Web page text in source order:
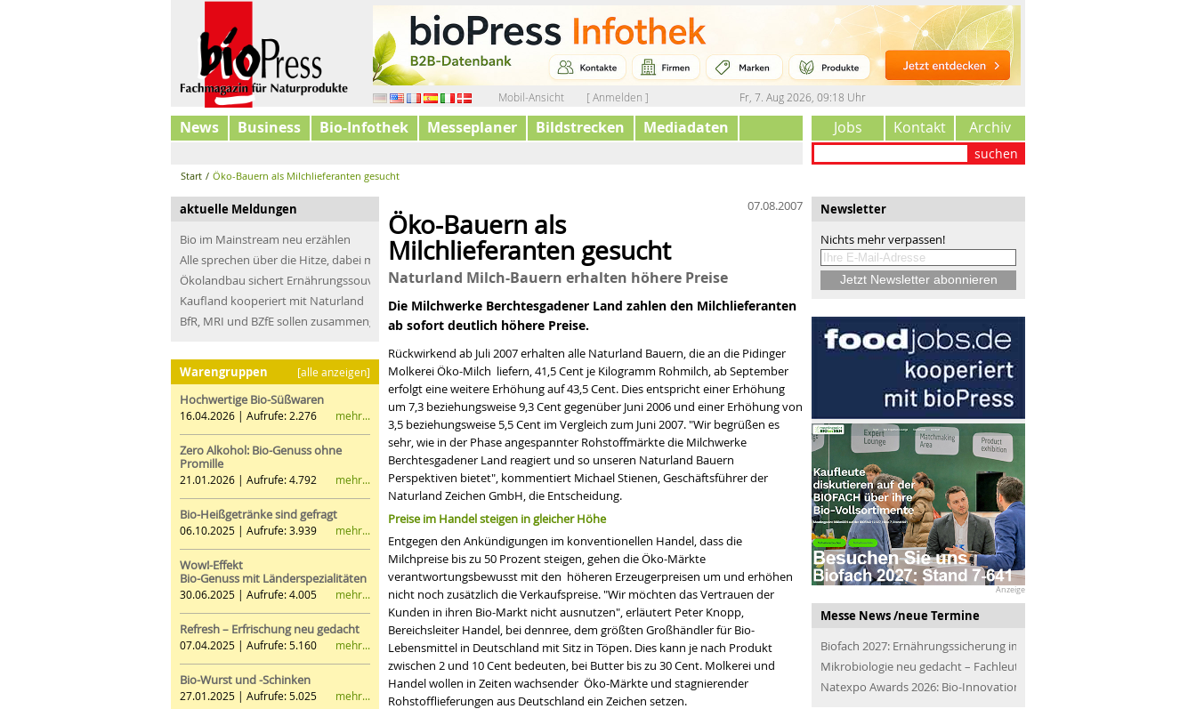
Mobil-Ansicht [ Anmelden ] Fr, 7. Aug 2026 09:18 Uhr
News Business Bio-Infothek Messeplaner Bildstrecken Mediadaten Jobs Kontakt Archiv
suchen
Start / Öko-Bauern als Milchlieferanten gesucht
aktuelle Meldungen
Bio im Mainstream neu erzählen
Alle sprechen über die Hitze, dabei müssen wir über die Dürre sprechen
Ökolandbau sichert Ernährungssouveränität
Kaufland kooperiert mit Naturland
BfR, MRI und BZfE sollen zusammengeführt werden
Warengruppen [alle anzeigen]
Hochwertige Bio-Süßwaren
16.04.2026 | Aufrufe: 2.276 mehr...
Zero Alkohol: Bio-Genuss ohne
Promille
21.01.2026 | Aufrufe: 4.792 mehr...
Bio-Heißgetränke sind gefragt
06.10.2025 | Aufrufe: 3.939 mehr...
Wow!-Effekt
Bio-Genuss mit Länderspezialitäten
30.06.2025 | Aufrufe: 4.005 mehr...
Refresh – Erfrischung neu gedacht
07.04.2025 | Aufrufe: 5.160 mehr...
Bio-Wurst und -Schinken
27.01.2025 | Aufrufe: 5.025 mehr...
07.08.2007
Öko-Bauern als
Milchlieferanten gesucht
Naturland Milch-Bauern erhalten höhere Preise
Die Milchwerke Berchtesgadener Land zahlen den Milchlieferanten
ab sofort deutlich höhere Preise.
Rückwirkend ab Juli 2007 erhalten alle Naturland Bauern, die an die Pidinger
Molkerei Öko-Milch liefern, 41,5 Cent je Kilogramm Rohmilch, ab September
erfolgt eine weitere Erhöhung auf 43,5 Cent. Dies entspricht einer Erhöhung
um 7,3 beziehungsweise 9,3 Cent gegenüber Juni 2006 und einer Erhöhung von
3,5 beziehungsweise 5,5 Cent im Vergleich zum Juni 2007. "Wir begrüßen es
sehr, wie in der Phase angespannter Rohstoffmärkte die Milchwerke
Berchtesgadener Land reagiert und so unseren Naturland Bauern
Perspektiven bietet", kommentiert Michael Stienen, Geschäftsführer der
Naturland Zeichen GmbH, die Entscheidung.
Preise im Handel steigen in gleicher Höhe
Entgegen den Ankündigungen im konventionellen Handel, dass die
Milchpreise bis zu 50 Prozent steigen, gehen die Öko-Märkte
verantwortungsbewusst mit den höheren Erzeugerpreisen um und erhöhen
nicht noch zusätzlich die Verkaufspreise. "Wir möchten das Vertrauen der
Kunden in ihren Bio-Markt nicht ausnutzen", erläutert Peter Knopp,
Bereichsleiter Handel, bei dennree, dem größten Großhändler für Bio-
Lebensmittel in Deutschland mit Sitz in Töpen. Dies kann je nach Produkt
zwischen 2 und 10 Cent bedeuten, bei Butter bis zu 30 Cent. Molkerei und
Handel wollen in Zeiten wachsender Öko-Märkte und stagnierender
Rohstofflieferungen aus Deutschland ein Zeichen setzen.
Newsletter
Nichts mehr verpassen!
Anzeige
Messe News /neue Termine
Biofach 2027: Ernährungssicherung im Blick
Mikrobiologie neu gedacht – Fachleute der Branche treffen
Natexpo Awards 2026: Bio-Innovationen für alle